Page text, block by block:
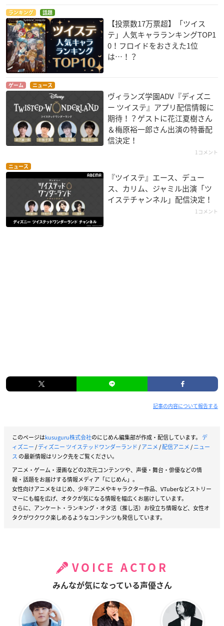
ランキング 話題
【投票数17万票超】「ツイス
テ」人気キャラランキングTOP1
0！フロイドをおさえた1位
は…！？
ゲーム ニュース
ヴィランズ学園ADV『ディズニ
ー ツイステ』アプリ配信情報に
期待！？ゲストに花江夏樹さん
＆梅原裕一郎さん出演の特番配
信決定！
1コメント
ニュース
『ツイステ』エース、デュー
ス、カリム、ジャミル出演「ツ
イステチャンネル」配信決定！
1コメント
記事の内容について報告する
このページはkusuguru株式会社のにじめん編集部が作成・配信しています。 デ
ィズニー/ディズニー ツイステッドワンダーランド/アニメ/配信アニメ/ニュー
ス の最新情報はリンク先をご覧ください。
アニメ・ゲーム・漫画などの2次元コンテンツや、声優・舞台・俳優などの情
報・話題をお届けする情報メディア「にじめん」。
女性向けアニメをはじめ、少年アニメやキャラクター作品、VTuberなどストリー
マーにも幅を広げ、オタクが気になる情報を幅広くお届けしています。
さらに、アンケート・ランキング・オタ活（推し活）お役立ち情報など、女性オ
タクがワクワク楽しめるようなコンテンツも発信しています。
VOICE ACTOR
みんなが気になっている声優さん